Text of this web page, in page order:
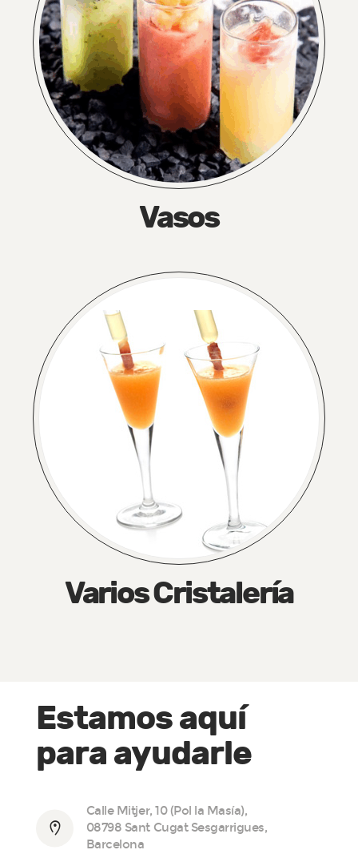
Vasos
Varios Cristalería
Estamos aquí
para ayudarle
Calle Mitjer, 10 (Pol la Masía),
08798 Sant Cugat Sesgarrigues,
Barcelona